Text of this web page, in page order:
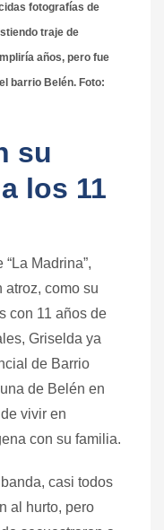
fotografías de
traje de
años, pero fue
barrio Belén. Foto:
su
los 11
Madrina”,
atroz, como su
con 11 años de
Griselda ya
de Barrio
de Belén en
vivir en
con su familia.
casi todos
al hurto, pero